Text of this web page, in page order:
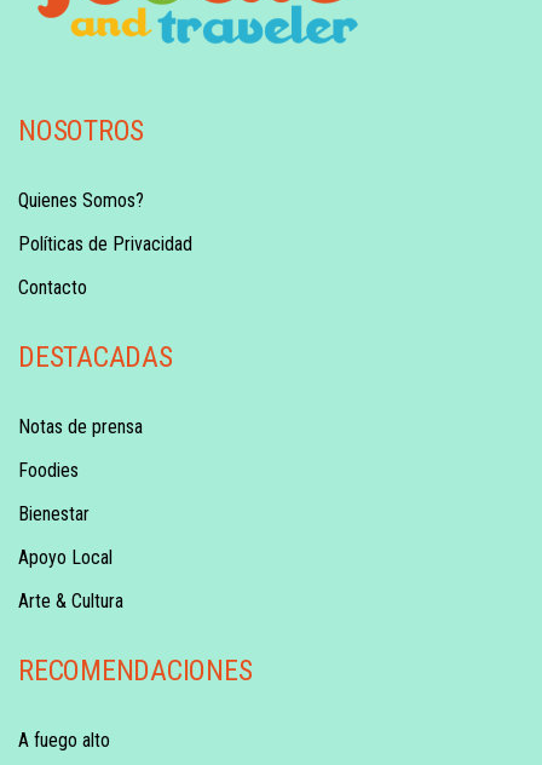
NOSOTROS
Quienes Somos?
Políticas de Privacidad
Contacto
DESTACADAS
Notas de prensa
Foodies
Bienestar
Apoyo Local
Arte & Cultura
RECOMENDACIONES
A fuego alto